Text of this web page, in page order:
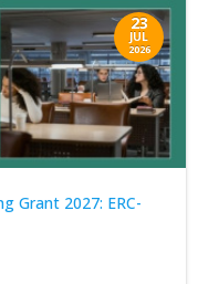
23
JUL
2026
Grant 2027: ERC-